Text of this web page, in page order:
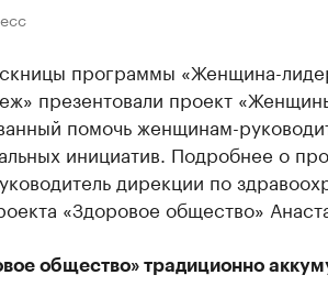
программы «Женщина-
презентовали проект
помочь женщинам-
инициатив. Подробнее о
дирекции по
«Здоровое общество»
общество» традиционно